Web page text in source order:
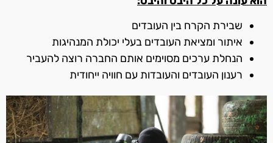
שבירת הקרח בין העובדים
איתור ומציאת העובדים בעלי יכולת המנהיגות
הנחלת ערכים מסוימים אותם החברה רוצה להעביר
רענון העובדים והעובדות עם חוויה ייחודית